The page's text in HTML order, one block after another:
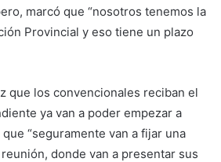
marcó que “nosotros tenemos la
Provincial y eso tiene un plazo
que los convencionales reciban el
ya van a poder empezar a
“seguramente van a fijar una
donde van a presentar sus